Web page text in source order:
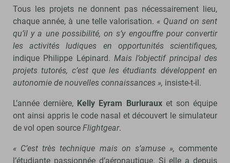
Tous les projets ne donnent pas nécessairement lieu,
chaque année, à une telle valorisation. « Quand on sent
qu’il y a une possibilité, on s’y engouffre pour convertir
les activités ludiques en opportunités scientifiques,
indique Philippe Lépinard. Mais l’objectif principal des
projets tutorés, c’est que les étudiants développent en
autonomie de nouvelles connaissances », insiste-t-il.
L’année dernière, Kelly Eyram Burlurauxet son équipe
ont ainsi appris le code nasal et découvert le simulateur
de vol open source Flightgear.
« C’est très technique mais on s’amuse », commente
l’étudiante passionnée d’aéronautique. Si elle a depuis